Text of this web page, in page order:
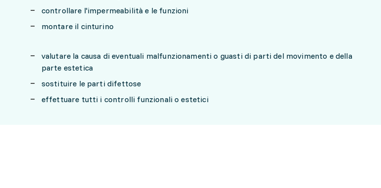
controllare l'impermeabilità e le funzioni
montare il cinturino
valutare la causa di eventuali malfunzionamenti o guasti di parti del movimento e della
parte estetica
sostituire le parti difettose
effettuare tutti i controlli funzionali o estetici